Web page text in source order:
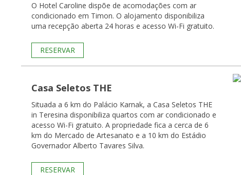
O Hotel Caroline dispõe de acomodações com ar
condicionado em Timon. O alojamento disponibiliza
uma recepção aberta 24 horas e acesso Wi-Fi gratuito.
RESERVAR
Casa Seletos THE
Situada a 6 km do Palácio Karnak, a Casa Seletos THE
in Teresina disponibiliza quartos com ar condicionado e
acesso Wi-Fi gratuito. A propriedade fica a cerca de 6
km do Mercado de Artesanato e a 10 km do Estádio
Governador Alberto Tavares Silva.
RESERVAR